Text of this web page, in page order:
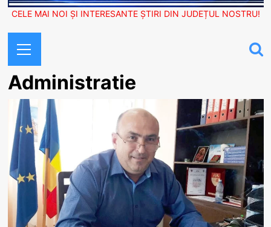
CELE MAI NOI ȘI INTERESANTE ȘTIRI DIN JUDEȚUL NOSTRU!
Menu
Administratie